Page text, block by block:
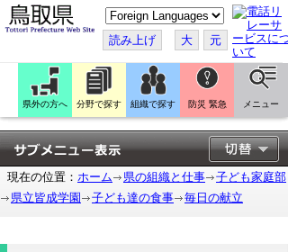
こ
の
ペ
ー
ジ
翻
訳
す
る
読み上げ 大 元
県外の方へ 分野で探す 組織で探す 防災 緊急 メニュー
現在の位置： ホーム 県の組織と仕事
子ども家庭部
県立皆成学園
子ども達の食事 毎日の献立